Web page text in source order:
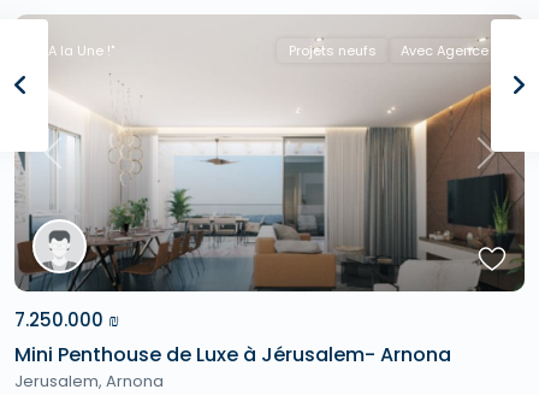
Previous Next
"A la Une !" Projets neufs Avec Agence
7.250.000 ₪
Mini Penthouse de Luxe à Jérusalem- Arnona
Jerusalem, Arnona